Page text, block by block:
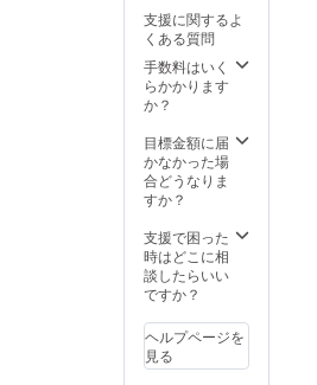
み） ご
支援者
様のご
要望に
支援に関するよ
くある質問
手数料はいく
らかかります
か？
目標金額に届
かなかった場
合どうなりま
すか？
支援で困った
時はどこに相
談したらいい
ですか？
ヘルプページを
見る